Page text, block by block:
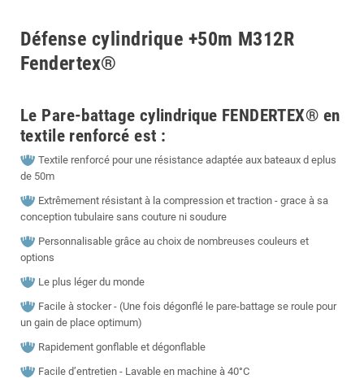
Défense cylindrique +50m M312R
Fendertex®
Le Pare-battage cylindrique FENDERTEX® en
textile renforcé est :
Textile renforcé pour une résistance adaptée aux bateaux d eplus
de 50m
Extrêmement résistant à la compression et traction - grace à sa
conception tubulaire sans couture ni soudure
Personnalisable grâce au choix de nombreuses couleurs et
options
Le plus léger du monde
Facile à stocker - (Une fois dégonflé le pare-battage se roule pour
un gain de place optimum)
Rapidement gonflable et dégonflable
Facile d’entretien - Lavable en machine à 40°C